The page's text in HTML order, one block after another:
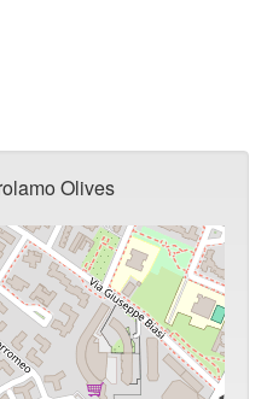
Olives